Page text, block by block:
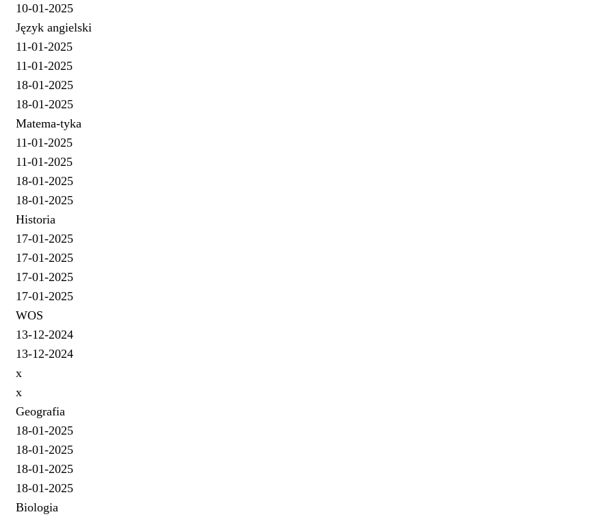
10-01-2025
Język angielski
11-01-2025
11-01-2025
18-01-2025
18-01-2025
Matema-tyka
11-01-2025
11-01-2025
18-01-2025
18-01-2025
Historia
17-01-2025
17-01-2025
17-01-2025
17-01-2025
WOS
13-12-2024
13-12-2024
x
x
Geografia
18-01-2025
18-01-2025
18-01-2025
18-01-2025
Biologia